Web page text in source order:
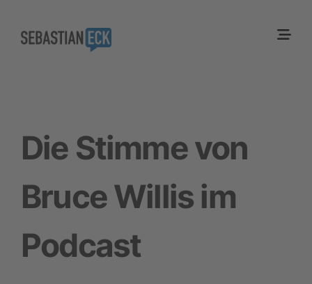
Die Stimme von
Bruce Willis im
Podcast